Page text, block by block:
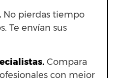
No pierdas tiempo
Te envían sus
Compara
con mejor